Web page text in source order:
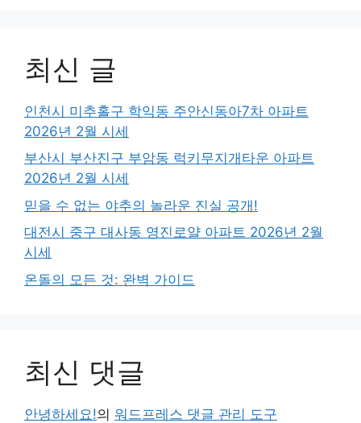
최신 글
인천시 미추홀구 학익동 주안신동아7차 아파트
2026년 2월 시세
부산시 부산진구 부암동 럭키무지개타운 아파트
2026년 2월 시세
믿을 수 없는 야추의 놀라운 진실 공개!
대전시 중구 대사동 영진로얄 아파트 2026년 2월
시세
온돌의 모든 것: 완벽 가이드
최신 댓글
안녕하세요!의 워드프레스 댓글 관리 도구